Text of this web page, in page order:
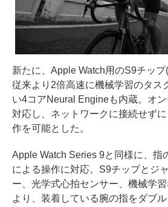
新たに、Apple Watch用のS9チップ
従来より2倍高速に機械学習のタス
い4コアNeural Engineも内蔵。オ
対応し、ネットワークに接続せず
作を可能とした。
Apple Watch Series 9と同様に、指
による操作に対応。S9チップとジ
ー、光学式心拍センサー、機械学
より、装着している腕の指をダブ